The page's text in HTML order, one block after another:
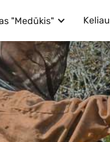
"Medūkis"